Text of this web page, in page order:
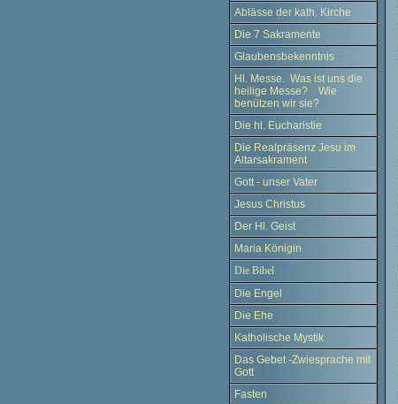
Ablässe der kath. Kirche
Die 7 Sakramente
Glaubensbekenntnis
Hl. Messe. Was ist uns die
heilige Messe? Wie
benützen wir sie?
Die hl. Eucharistie
Die Realpräsenz Jesu im
Altarsakrament
Gott - unser Vater
Jesus Christus
Der Hl. Geist
Maria Königin
Die Bibel
Die Engel
Die Ehe
Katholische Mystik
Das Gebet -Zwiesprache mit
Gott
Fasten